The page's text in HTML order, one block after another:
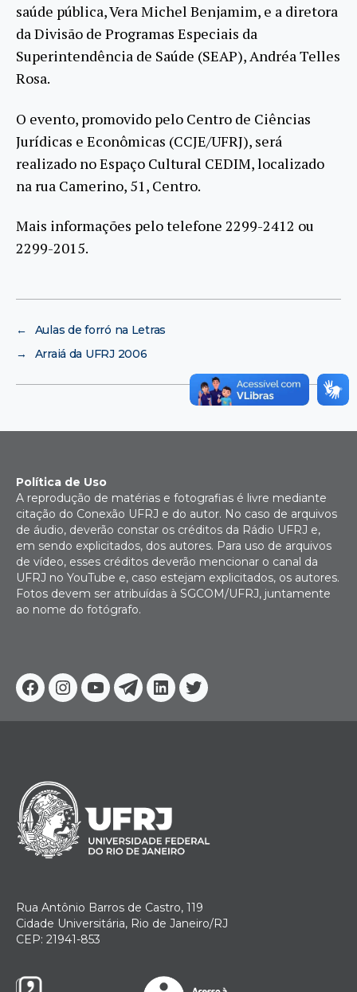
saúde pública, Vera Michel Benjamim, e a diretora
da Divisão de Programas Especiais da
Superintendência de Saúde (SEAP), Andréa Telles
Rosa.
O evento, promovido pelo Centro de Ciências
Jurídicas e Econômicas (CCJE/UFRJ), será
realizado no Espaço Cultural CEDIM, localizado
na rua Camerino, 51, Centro.
Mais informações pelo telefone 2299-2412 ou
2299-2015.
←
Aulas de forró na Letras
→
Arraiá da UFRJ 2006
Facebook
Instagram
YoutubeTelegram
Linkedin
Twitter
Política de Uso
A reprodução de matérias e fotografias é livre mediante
citação do Conexão UFRJ e do autor. No caso de arquivos
de áudio, deverão constar os créditos da Rádio UFRJ e,
em sendo explicitados, dos autores. Para uso de arquivos
de vídeo, esses créditos deverão mencionar o canal da
UFRJ no YouTube e, caso estejam explicitados, os autores.
Fotos devem ser atribuídas à SGCOM/UFRJ, juntamente
ao nome do fotógrafo.
Rua Antônio Barros de Castro, 119
Cidade Universitária, Rio de Janeiro/RJ
CEP: 21941-853